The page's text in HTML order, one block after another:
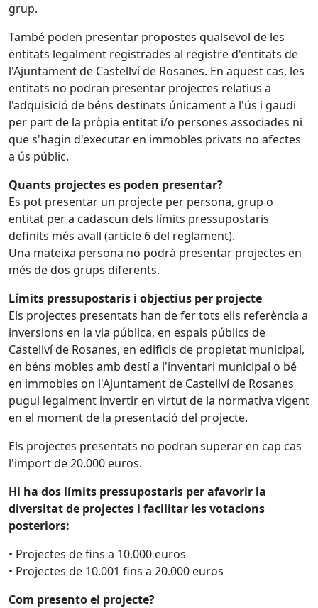
grup.
També poden presentar propostes qualsevol de les
entitats legalment registrades al registre d'entitats de
l'Ajuntament de Castellví de Rosanes. En aquest cas, les
entitats no podran presentar projectes relatius a
l'adquisició de béns destinats únicament a l'ús i gaudi
per part de la pròpia entitat i/o persones associades ni
que s'hagin d'executar en immobles privats no afectes
a ús públic.
Quants projectes es poden presentar?
Es pot presentar un projecte per persona, grup o
entitat per a cadascun dels límits pressupostaris
definits més avall (article 6 del reglament).
Una mateixa persona no podrà presentar projectes en
més de dos grups diferents.
Límits pressupostaris i objectius per projecte
Els projectes presentats han de fer tots ells referència a
inversions en la via pública, en espais públics de
Castellví de Rosanes, en edificis de propietat municipal,
en béns mobles amb destí a l'inventari municipal o bé
en immobles on l'Ajuntament de Castellví de Rosanes
pugui legalment invertir en virtut de la normativa vigent
en el moment de la presentació del projecte.
Els projectes presentats no podran superar en cap cas
l'import de 20.000 euros.
Hi ha dos límits pressupostaris per afavorir la
diversitat de projectes i facilitar les votacions
posteriors:
• Projectes de fins a 10.000 euros
• Projectes de 10.001 fins a 20.000 euros
Com presento el projecte?